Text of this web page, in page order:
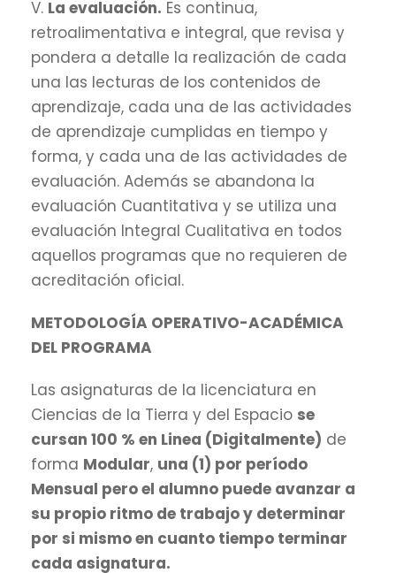
V. La evaluación. Es continua,
retroalimentativa e integral, que revisa y
pondera a detalle la realización de cada
una las lecturas de los contenidos de
aprendizaje, cada una de las actividades
de aprendizaje cumplidas en tiempo y
forma, y cada una de las actividades de
evaluación. Además se abandona la
evaluación Cuantitativa y se utiliza una
evaluación Integral Cualitativa en todos
aquellos programas que no requieren de
acreditación oficial.
METODOLOGÍA OPERATIVO-ACADÉMICA
DEL PROGRAMA
Las asignaturas de la licenciatura en
Ciencias de la Tierra y del Espacio se
cursan 100 % en Linea (Digitalmente) de
forma Modular, una (1) por período
Mensual pero el alumno puede avanzar a
su propio ritmo de trabajo y determinar
por si mismo en cuanto tiempo terminar
cada asignatura.